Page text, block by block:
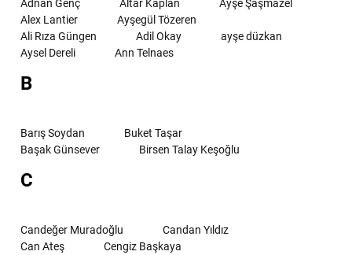
Adnan Genç
Altar Kaplan
Ayşe Şaşmazel
Alex Lantier
Ayşegül Tözeren
Ali Rıza Güngen
Adil Okay
ayşe düzkan
Aysel Dereli
Ann Telnaes
B
Barış Soydan
Buket Taşar
Başak Günsever
Birsen Talay Keşoğlu
C
Candeğer Muradoğlu
Candan Yıldız
Can Ateş
Cengiz Başkaya